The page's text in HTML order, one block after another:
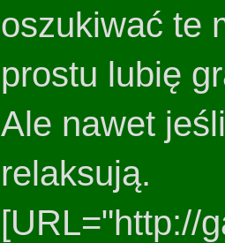
oszukiwać te
prostu lubię
Ale nawet
relaksują.
[URL="http://